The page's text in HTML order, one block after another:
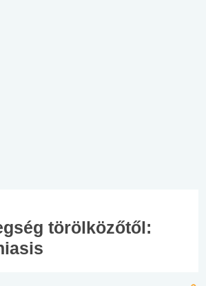
törölközőtől: